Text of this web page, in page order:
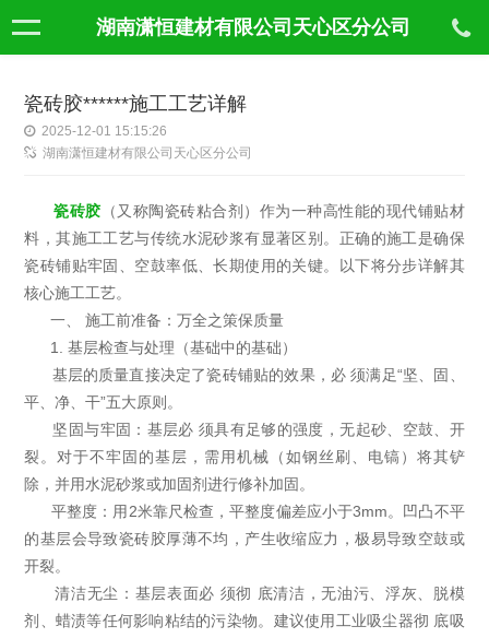
湖南潇恒建材有限公司天心区分公司
瓷砖胶******施工工艺详解
2025-12-01 15:15:26
湖南潇恒建材有限公司天心区分公司
瓷砖胶（又称陶瓷砖粘合剂）作为一种高性能的现代铺贴材
料，其施工工艺与传统水泥砂浆有显著区别。正确的施工是确保
瓷砖铺贴牢固、空鼓率低、长期使用的关键。以下将分步详解其
核心施工工艺。
一、 施工前准备：万全之策保质量
1. 基层检查与处理（基础中的基础）
基层的质量直接决定了瓷砖铺贴的效果，必 须满足“坚、固、
平、净、干”五大原则。
坚固与牢固：基层必 须具有足够的强度，无起砂、空鼓、开
裂。对于不牢固的基层，需用机械（如钢丝刷、电镐）将其铲
除，并用水泥砂浆或加固剂进行修补加固。
平整度：用2米靠尺检查，平整度偏差应小于3mm。凹凸不平
的基层会导致瓷砖胶厚薄不均，产生收缩应力，极易导致空鼓或
开裂。
清洁无尘：基层表面必 须彻 底清洁，无油污、浮灰、脱模
剂、蜡渍等任何影响粘结的污染物。建议使用工业吸尘器彻 底吸